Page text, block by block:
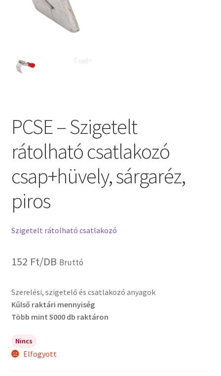
PCSE – Szigetelt
rátolható csatlakozó
csap+hüvely, sárgaréz,
piros
Szigetelt rátolható csatlakozó
152 Ft/DB Bruttó
Szerelési, szigetelő és csatlakozó anyagok
Kűlső raktári mennyiség
Több mint 5000 db raktáron
Nincs
Elfogyott